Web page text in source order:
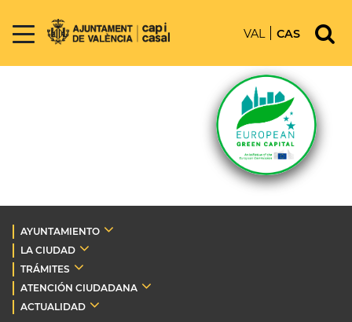
VAL CAS
AYUNTAMIENTO
LA CIUDAD
TRÁMITES
ATENCIÓN CIUDADANA
ACTUALIDAD